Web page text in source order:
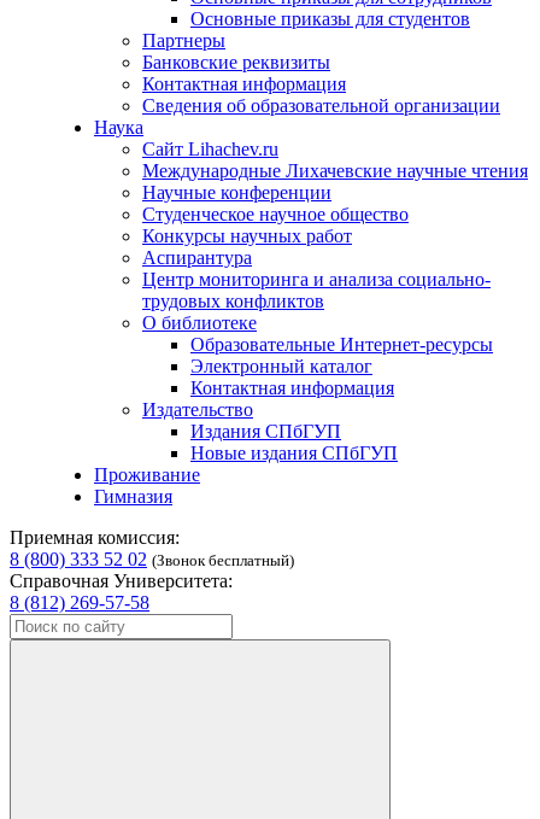
Основные приказы для студентов
Партнеры
Банковские реквизиты
Контактная информация
Сведения об образовательной организации
Наука
Сайт Lihachev.ru
Международные Лихачевские научные чтения
Научные конференции
Студенческое научное общество
Конкурсы научных работ
Аспирантура
Центр мониторинга и анализа социально-
трудовых конфликтов
О библиотеке
Образовательные Интернет-ресурсы
Электронный каталог
Контактная информация
Издательство
Издания СПбГУП
Новые издания СПбГУП
Проживание
Гимназия
Приемная комиссия:
8 (800) 333 52 02 (Звонок бесплатный)
Справочная Университета:
8 (812) 269-57-58